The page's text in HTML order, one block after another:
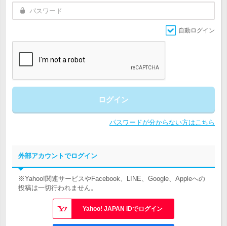
自動ログイン
ログイン
パスワードが分からない方はこちら
外部アカウントでログイン
※Yahoo!関連サービスやFacebook、LINE、Google、Appleへの
投稿は一切行われません。
Yahoo! JAPAN IDでログイン